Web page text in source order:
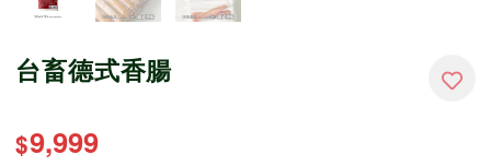
台畜德式香腸
$9,999